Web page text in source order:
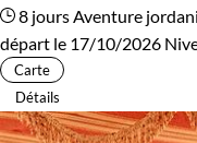
8 jours Aventure
départ le 17/10/2026
Carte
Détails